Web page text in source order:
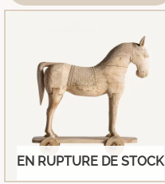
EN RUPTURE DE STOCK
1269,00 €.1099,00 €.